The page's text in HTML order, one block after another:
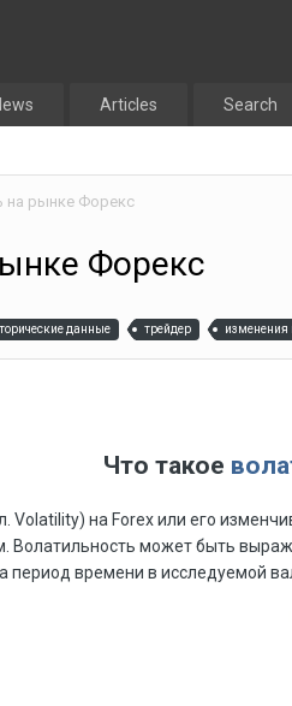
Articles Search
на рынке Форекс
Форекс
данные трейдер изменения
Что такое
Volatility) на Forex или его
может быть
период времени в исследуемой